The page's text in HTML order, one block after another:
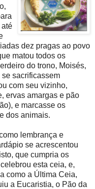
dez pragas ao povo
matou todos os
do trono, Moisés,
sacrificassem
com seu vizinho,
ervas amargas e pão
e marcasse os
dos animais.
lembrança e
se acrescentou
que cumpria os
esta ceia, e,
como a Última Ceia,
a Eucaristia, o Pão da